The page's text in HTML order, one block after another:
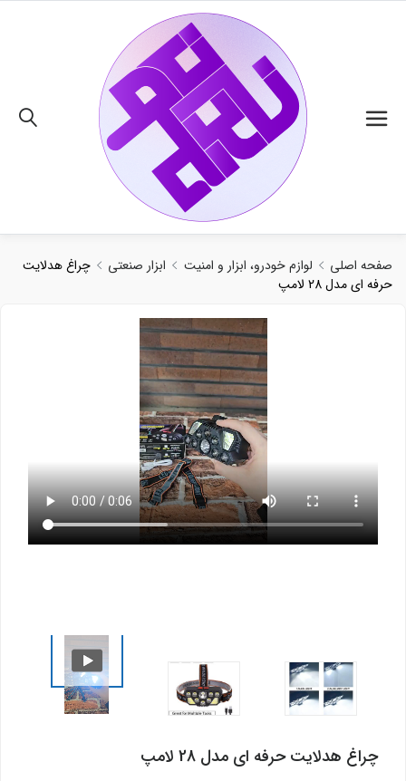
صفحه اصلی لوازم خودرو، ابزار و امنیت ابزار صنعتی
چراغ هدلایت
حرفه ای مدل 28 لامپ
چراغ هدلایت حرفه ای مدل 28 لامپ